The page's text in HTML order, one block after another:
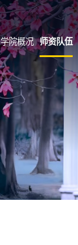
学院概况 师资队伍